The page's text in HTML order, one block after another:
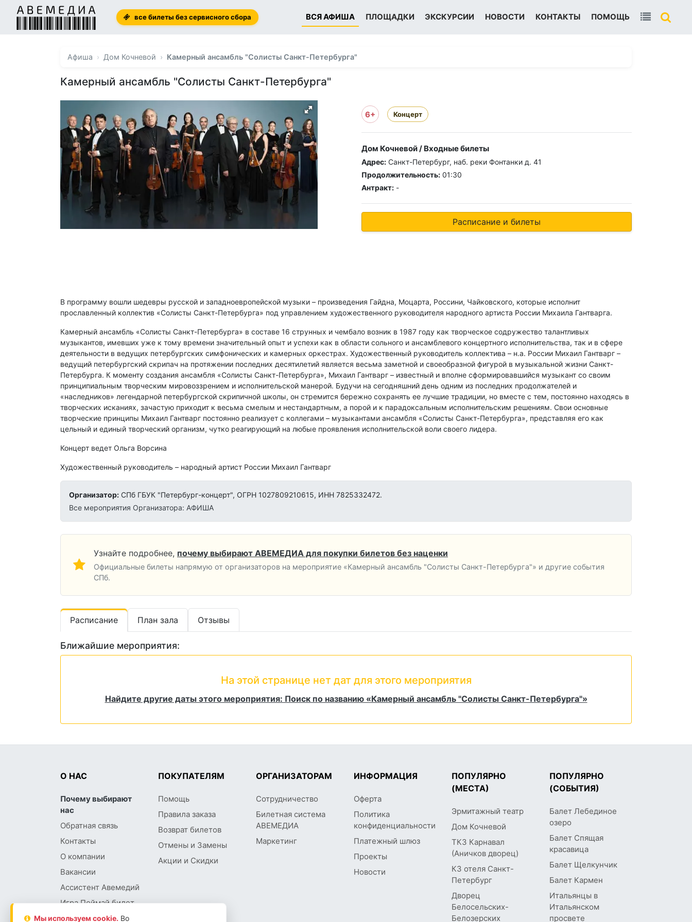
все билеты без сервисного сбора ВСЯ АФИША ПЛОЩАДКИ ЭКСКУРСИИ НОВОСТИ КОНТАКТЫ ПОМОЩЬ
Афиша Дом Кочневой Камерный ансамбль "Солисты Санкт-Петербурга"
Камерный ансамбль "Солисты Санкт-Петербурга"
6+ Концерт
Дом Кочневой / Входные билеты
Адрес: Санкт-Петербург, наб. реки Фонтанки д. 41
Продолжительность: 01:30
Антракт: -
Расписание и билеты
В программу вошли шедевры русской и западноевропейской музыки – произведения Гайдна, Моцарта, Россини, Чайковского, которые исполнит
прославленный коллектив «Солисты Санкт-Петербурга» под управлением художественного руководителя народного артиста России Михаила Гантварга.
Камерный ансамбль «Солисты Санкт-Петербурга» в составе 16 струнных и чембало возник в 1987 году как творческое содружество талантливых
музыкантов, имевших уже к тому времени значительный опыт и успехи как в области сольного и ансамблевого концертного исполнительства, так и в сфере
деятельности в ведущих петербургских симфонических и камерных оркестрах. Художественный руководитель коллектива – н.а. России Михаил Гантварг –
ведущий петербургский скрипач на протяжении последних десятилетий является весьма заметной и своеобразной фигурой в музыкальной жизни Санкт-
Петербурга. К моменту создания ансамбля «Солисты Санкт-Петербурга», Михаил Гантварг – известный и вполне сформировавшийся музыкант со своим
принципиальным творческим мировоззрением и исполнительской манерой. Будучи на сегодняшний день одним из последних продолжателей и
«наследников» легендарной петербургской скрипичной школы, он стремится бережно сохранять ее лучшие традиции, но вместе с тем, постоянно находясь в
творческих исканиях, зачастую приходит к весьма смелым и нестандартным, а порой и к парадоксальным исполнительским решениям. Свои основные
творческие принципы Михаил Гантварг постоянно реализует с коллегами – музыкантами ансамбля «Солисты Санкт-Петербурга», представляя его как
цельный и единый творческий организм, чутко реагирующий на любые проявления исполнительской воли своего лидера.
Концерт ведет Ольга Ворсина
Художественный руководитель – народный артист России Михаил Гантварг
Организатор: СПб ГБУК "Петербург-концерт", ОГРН 1027809210615, ИНН 7825332472.
Все мероприятия Организатора: АФИША
Узнайте подробнее, почему выбирают АВЕМЕДИА для покупки билетов без наценки
Официальные билеты напрямую от организаторов на мероприятие «Камерный ансамбль "Солисты Санкт-Петербурга"» и другие события
СПб.
Расписание План зала Отзывы
Ближайшие мероприятия:
На этой странице нет дат для этого мероприятия
Найдите другие даты этого мероприятия: Поиск по названию «Камерный ансамбль "Солисты Санкт-Петербурга"»
О НАС
Почему выбирают
нас
Обратная связь
Контакты
О компании
Вакансии
Ассистент Авемедий
Игра Поймай билет
ПОКУПАТЕЛЯМ
Помощь
Правила заказа
Возврат билетов
Отмены и Замены
Акции и Скидки
ОРГАНИЗАТОРАМ
Сотрудничество
Билетная система
АВЕМЕДИА
Маркетинг
ИНФОРМАЦИЯ
Оферта
Политика
конфиденциальности
Платежный шлюз
Проекты
Новости
ПОПУЛЯРНО
(МЕСТА)
Эрмитажный театр
Дом Кочневой
ТКЗ Карнавал
(Аничков дворец)
КЗ отеля Санкт-
Петербург
Дворец
Белосельских-
Белозерских
ПОПУЛЯРНО
(СОБЫТИЯ)
Балет Лебединое
озеро
Балет Спящая
красавица
Балет Щелкунчик
Балет Кармен
Итальянцы в
Итальянском
просвете
Мы используем сookie. Во